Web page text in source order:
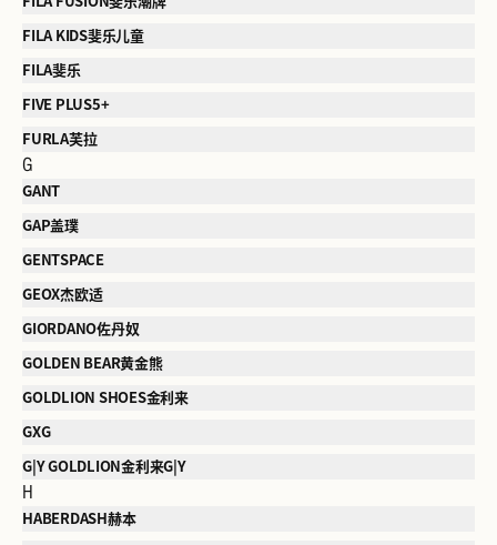
FILA KIDS斐乐儿童
FILA斐乐
FIVE PLUS5+
FURLA芙拉
G
GANT
GAP盖璞
GENTSPACE
GEOX杰欧适
GIORDANO佐丹奴
GOLDEN BEAR黄金熊
GOLDLION SHOES金利来
GXG
G|Y GOLDLION金利来G|Y
H
HABERDASH赫本